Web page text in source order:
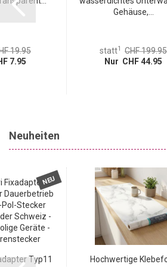
19.95
7.95
Gehäuse,...
statt1
CHF 199.95
Nur CHF 44.95
Neuheiten
NEU
Typ11
Hochwertige